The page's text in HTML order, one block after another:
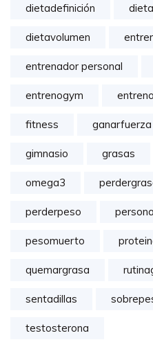
dietadefinición
dietavolumen
entrenador personal
entrenogym
fitness ganarfuerza
gimnasio grasas
omega3
perderpeso
pesomuerto
quemargrasa
sentadillas
testosterona